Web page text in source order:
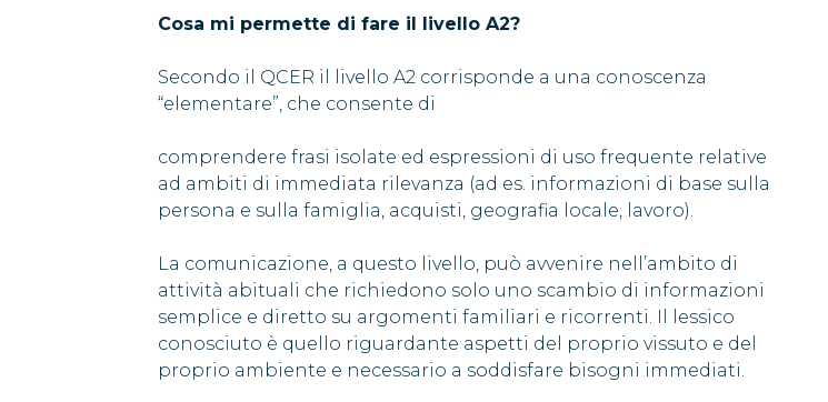
Cosa mi permette di fare il livello A2?
Secondo il QCER il livello A2 corrisponde a una conoscenza
“elementare”, che consente di
comprendere frasi isolate ed espressioni di uso frequente relative
ad ambiti di immediata rilevanza (ad es. informazioni di base sulla
persona e sulla famiglia, acquisti, geografia locale, lavoro).
La comunicazione, a questo livello, può avvenire nell’ambito di
attività abituali che richiedono solo uno scambio di informazioni
semplice e diretto su argomenti familiari e ricorrenti. Il lessico
conosciuto è quello riguardante aspetti del proprio vissuto e del
proprio ambiente e necessario a soddisfare bisogni immediati.